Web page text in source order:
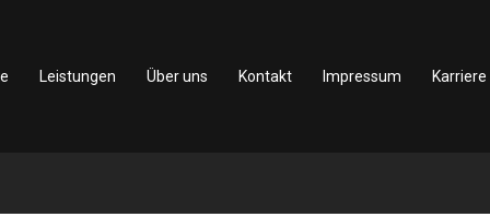
Leistungen Über uns Kontakt Impressum Karriere